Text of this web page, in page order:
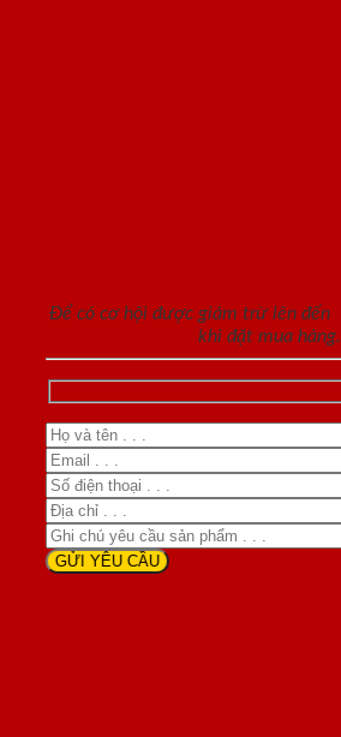
Để có cơ hội được giảm trừ lên đến
khi đặt mua hàng.